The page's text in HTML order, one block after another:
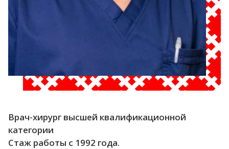
Врач-хирург высшей квалификационной
категории
Стаж работы с 1992 года.